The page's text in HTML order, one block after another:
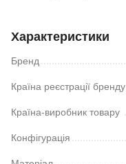
Характеристики
Бренд
Країна реєстрації бренду
Країна-виробник товару
Конфігурація